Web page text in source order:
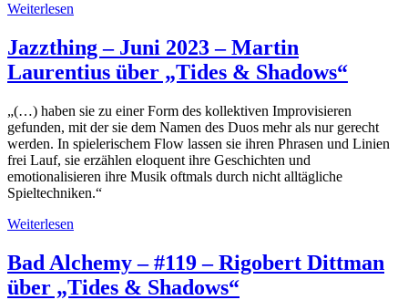
Weiterlesen
Jazzthing – Juni 2023 – Martin
Laurentius über „Tides & Shadows“
„(…) haben sie zu einer Form des kollektiven Improvisieren
gefunden, mit der sie dem Namen des Duos mehr als nur gerecht
werden. In spielerischem Flow lassen sie ihren Phrasen und Linien
frei Lauf, sie erzählen eloquent ihre Geschichten und
emotionalisieren ihre Musik oftmals durch nicht alltägliche
Spieltechniken.“
Weiterlesen
Bad Alchemy – #119 – Rigobert Dittman
über „Tides & Shadows“